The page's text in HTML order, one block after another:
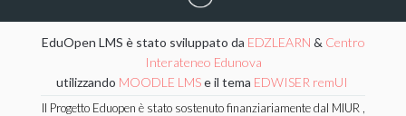
EduOpen LMS è stato sviluppato da EDZLEARN & Centro
Interateneo Edunova
utilizzando MOODLE LMSe il tema EDWISER remUI
Il Progetto Eduopen è stato sostenuto finanziariamente dal MIUR ,